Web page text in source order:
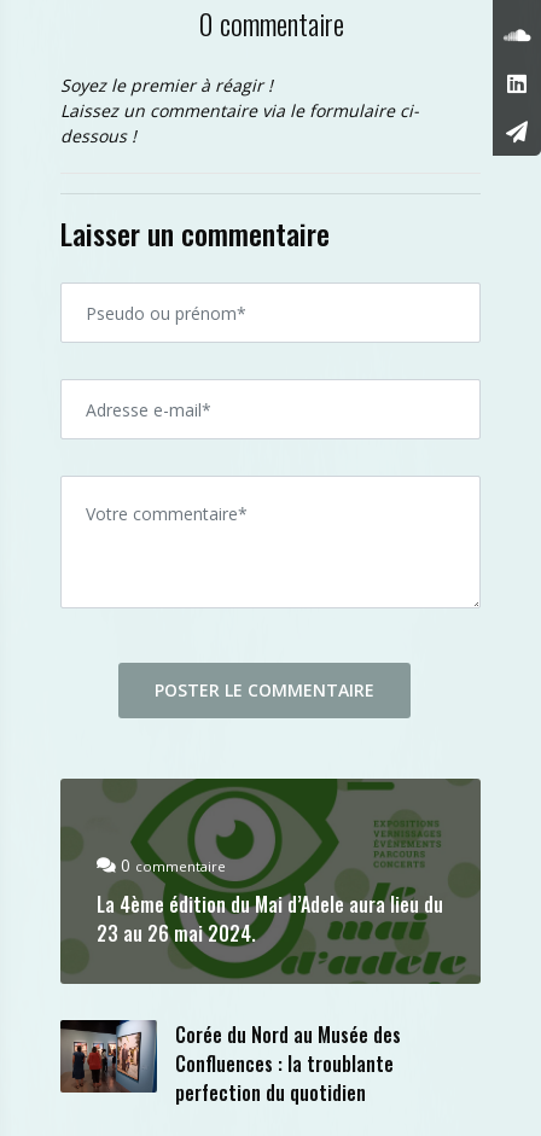
0 commentaire
Soyez le premier à réagir !
Laissez un commentaire via le formulaire ci-
dessous !
Laisser un commentaire
0 commentaire
La 4ème édition du Mai d’Adele aura lieu du
23 au 26 mai 2024.
Corée du Nord au Musée des
Confluences : la troublante
perfection du quotidien